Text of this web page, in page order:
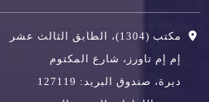
مكتب (1304)، الطابق الثالث عشر
إم إم تاورز، شارع المكتوم
ديرة، صندوق البريد: 127119